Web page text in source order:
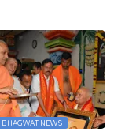
NEWS